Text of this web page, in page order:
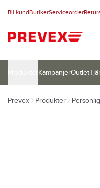
Bli kundButikerServiceorder
KampanjerOutlet
Prevex Produkter